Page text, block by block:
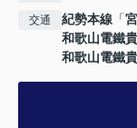
交通 紀勢本線 「
和歌山電鐵
和歌山電鐵